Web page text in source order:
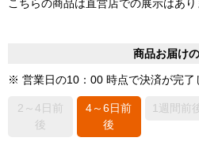
こちらの商品は直営店での展示はあり
商品お届け
※ 営業日の10：00 時点で決済が完了
2～4日前
後
4～6日前
後
1週間前